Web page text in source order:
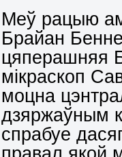
Меў рацыю
Брайан
цяперашняя
мікраскоп
моцна
дзяржаўным
спрабуе